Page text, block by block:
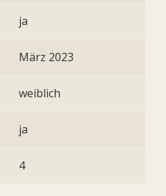
ja
März 2023
weiblich
ja
4